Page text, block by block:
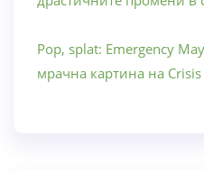
Pop, splat: Emergency
мрачна картина на Crisis